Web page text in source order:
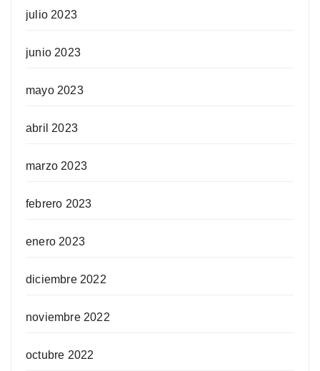
julio 2023
junio 2023
mayo 2023
abril 2023
marzo 2023
febrero 2023
enero 2023
diciembre 2022
noviembre 2022
octubre 2022